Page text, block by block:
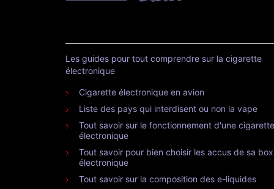
Les guides pour tout comprendre sur la cigarette
électronique
Cigarette électronique en avion
Liste des pays qui interdisent ou non la vape
Tout savoir sur le fonctionnement d'une cigarette
électronique
Tout savoir pour bien choisir les accus de sa box
électronique
Tout savoir sur la composition des e-liquides